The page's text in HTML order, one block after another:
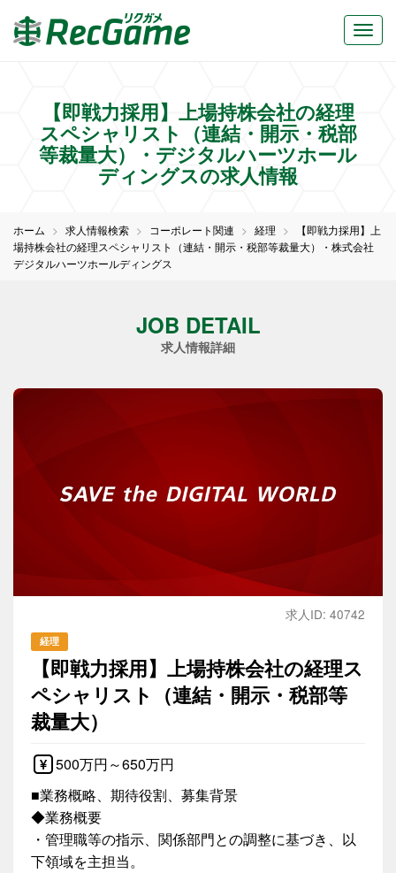
【即戦力採用】上場持株会社の経理
スペシャリスト（連結・開示・税部
等裁量大）・デジタルハーツホール
ディングスの求人情報
ホーム 求人情報検索 コーポレート関連 経理
【即戦力採用】上
場持株会社の経理スペシャリスト（連結・開示・税部等裁量大）・株式会社
デジタルハーツホールディングス
JOB DETAIL
求人情報詳細
求人ID: 40742
経理
【即戦力採用】上場持株会社の経理ス
ペシャリスト（連結・開示・税部等
裁量大）
500万円～650万円
■業務概略、期待役割、募集背景
◆業務概要
・管理職等の指示、関係部門との調整に基づき、以
下領域を主担当。